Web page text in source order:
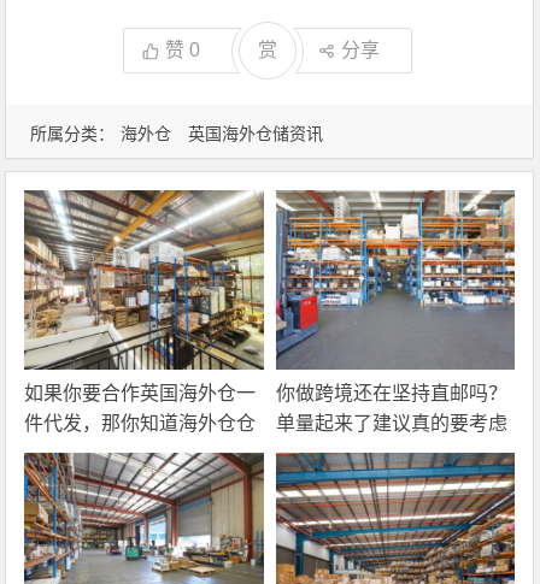
所属分类： 海外仓 英国海外仓储资讯
赞0 赏 分享
如果你要合作英国海外仓一
件代发，那你知道海外仓仓
储费应该怎么算吗？
你做跨境还在坚持直邮吗？
单量起来了建议真的要考虑
一下海外仓一件代发